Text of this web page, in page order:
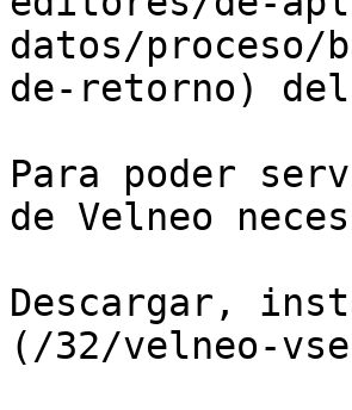
datos/proceso/
de-retorno)
Para poder
de Velneo
Descargar,
(/32/velneo-